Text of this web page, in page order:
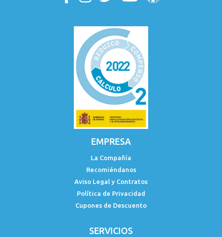
EMPRESA
La Compañía
Recomiéndanos
Aviso Legal y Contratos
Política de Privacidad
Cupones de Descuento
SERVICIOS